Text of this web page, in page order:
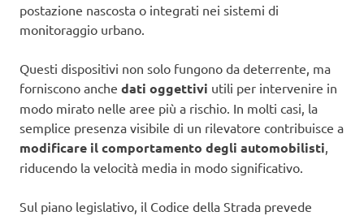
postazione nascosta o integrati nei sistemi di
monitoraggio urbano.
Questi dispositivi non solo fungono da deterrente, ma
forniscono anche dati oggettivi utili per intervenire in
modo mirato nelle aree più a rischio. In molti casi, la
semplice presenza visibile di un rilevatore contribuisce a
modificare il comportamento degli automobilisti,
riducendo la velocità media in modo significativo.
Sul piano legislativo, il Codice della Strada prevede